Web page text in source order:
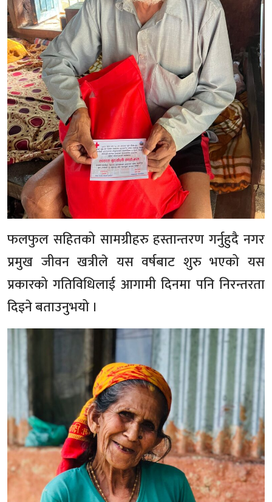
फलफुल सहितको सामग्रीहरु हस्तान्तरण गर्नुहुदै नगर
प्रमुख जीवन खत्रीले यस वर्षबाट शुरु भएको यस
प्रकारको गतिविधिलाई आगामी दिनमा पनि निरन्तरता
दिइने बताउनुभयो ।